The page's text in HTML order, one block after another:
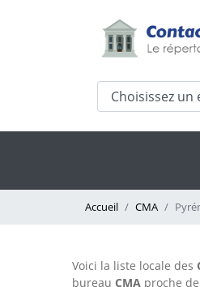
Accueil CMA
Voici la liste locale des
bureau CMA proche